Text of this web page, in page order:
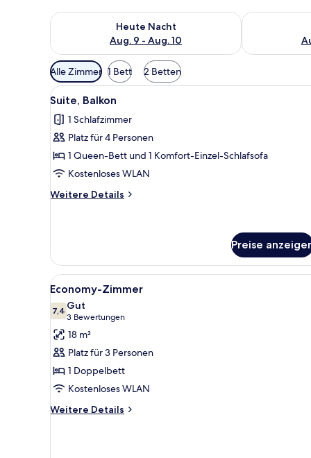
Heute Nacht
Aug. 9 - Aug. 10
Überprüfe die Verfügbarkeit für heute Nacht, Aug. 9
Überprüfe
Verfügbare
Filter
für
Zimmer
Alle Zimmer 1 Bett 2 Betten
Alle
Fotos
für
Suite,
Balkon
anzeigen
Ein Hotelzimmer mit einem
6
Suite, Balkon
1 Schlafzimmer
Platz für 4 Personen
1 Queen-Bett und 1 Komfort-Einzel-Schlafsofa
Kostenloses WLAN
Weitere Details
Weitere
Preise
Alle
Fotos
für
Economy-
Zimmer
anzeigen
Ein Hotelzimmer mit einem
4
Economy-Zimmer
7,47,4 von 10
Gut
3 Bewertungen
(3
Bewertungen)
18 m²
Platz für 3 Personen
1 Doppelbett
Kostenloses WLAN
Weitere Details
Weitere